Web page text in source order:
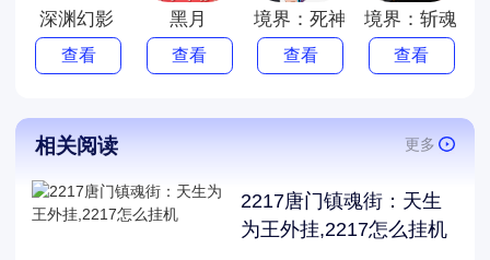
深渊幻影
查看
黑月
查看
境界：死神激斗
查看
境界：斩魂之
查看
相关阅读 更多
2217唐门镇魂街：天生
为王外挂,2217怎么挂机